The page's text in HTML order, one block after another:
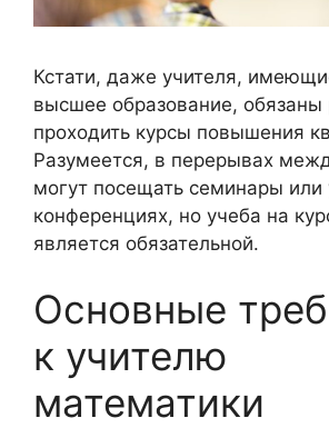
Кстати, даже учителя,
высшее образование, обязаны
проходить курсы повышения
Разумеется, в перерывах
могут посещать семинары или
конференциях, но учеба на
является обязательной.
Основные
к учителю
математики